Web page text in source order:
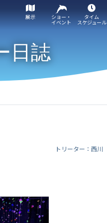
展示 ショー・
イベント
タイム
スケジュール
日誌
トリーター：西川